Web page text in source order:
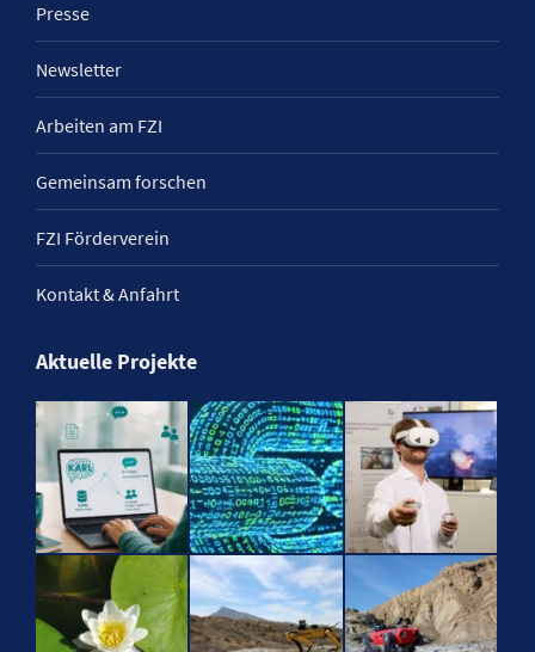
Presse
Newsletter
Arbeiten am FZI
Gemeinsam forschen
FZI Förderverein
Kontakt & Anfahrt
Aktuelle Projekte